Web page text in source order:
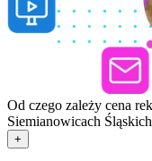
Od czego zależy cena
Siemianowicach
+